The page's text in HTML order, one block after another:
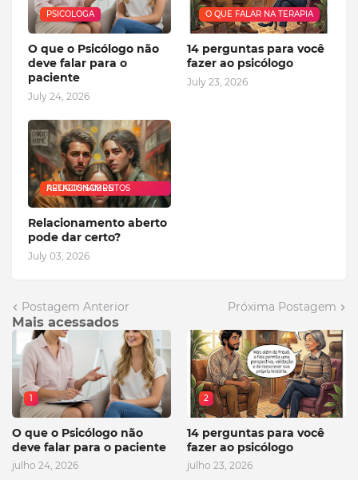
PSICOLOGA
O que o Psicólogo não
deve falar para o
paciente
July 24, 2026
O QUE FALAR NA TERAPIA
14 perguntas para você
fazer ao psicólogo
July 23, 2026
ARTIGOS SOBRE RELACIONAMENTOS
Relacionamento aberto
pode dar certo?
July 03, 2026
Postagem Anterior Próxima Postagem
Mais acessados
1
O que o Psicólogo não
deve falar para o paciente
julho 24, 2026
2
14 perguntas para você
fazer ao psicólogo
julho 23, 2026